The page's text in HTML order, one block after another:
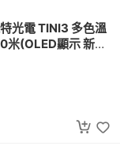
特光電 TINI3 多色溫
(OLED顯示 新潮